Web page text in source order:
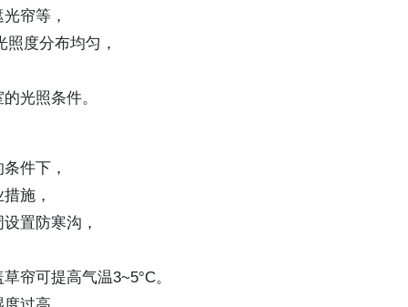
帘等，
度分布均匀，
光照条件。
件下，
施，
置防寒沟，
帘可提高气温3~5°C。